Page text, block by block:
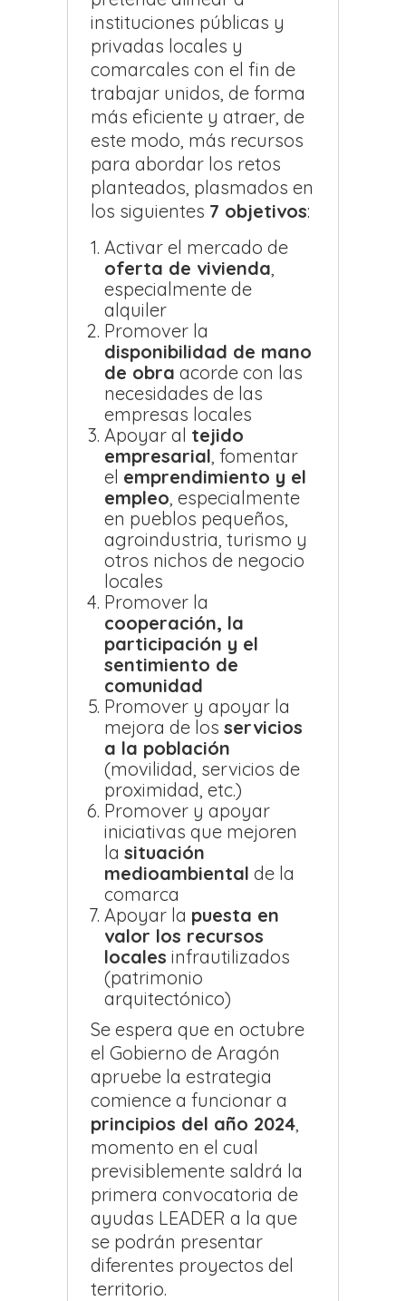
instituciones públicas y
privadas locales y
comarcales con el fin de
trabajar unidos, de forma
más eficiente y atraer, de
este modo, más recursos
para abordar los retos
planteados, plasmados en
los siguientes 7 objetivos:
Activar el mercado de
oferta de vivienda,
especialmente de
alquiler
Promover la
disponibilidad de mano
de obra acorde con las
necesidades de las
empresas locales
Apoyar al tejido
empresarial, fomentar
el emprendimiento y el
empleo, especialmente
en pueblos pequeños,
agroindustria, turismo y
otros nichos de negocio
locales
Promover la
cooperación, la
participación y el
sentimiento de
comunidad
Promover y apoyar la
mejora de los servicios
a la población
(movilidad, servicios de
proximidad, etc.)
Promover y apoyar
iniciativas que mejoren
la situación
medioambiental de la
comarca
Apoyar la puesta en
valor los recursos
locales infrautilizados
(patrimonio
arquitectónico)
Se espera que en octubre
el Gobierno de Aragón
apruebe la estrategia
comience a funcionar a
principios del año 2024,
momento en el cual
previsiblemente saldrá la
primera convocatoria de
ayudas LEADER a la que
se podrán presentar
diferentes proyectos del
territorio.